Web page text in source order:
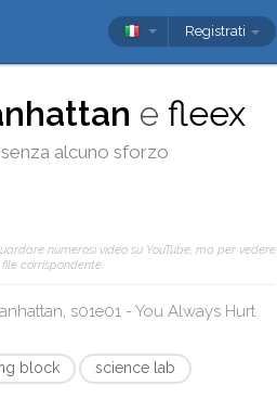
Registrati
e fleex
alcuno sforzo
numerosi video su YouTube, ma per vedere
corrispondente.
s01e01 - You Always Hurt
block
science lab